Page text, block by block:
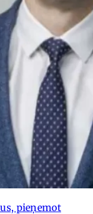
pieņemot